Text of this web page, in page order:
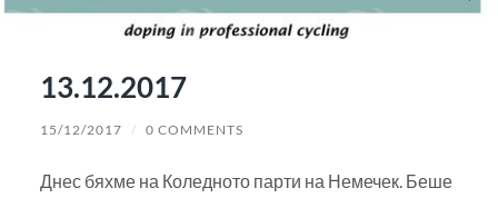
13.12.2017
15/12/2017 / 0 COMMENTS
Днес бяхме на Коледното парти на Немечек. Беше